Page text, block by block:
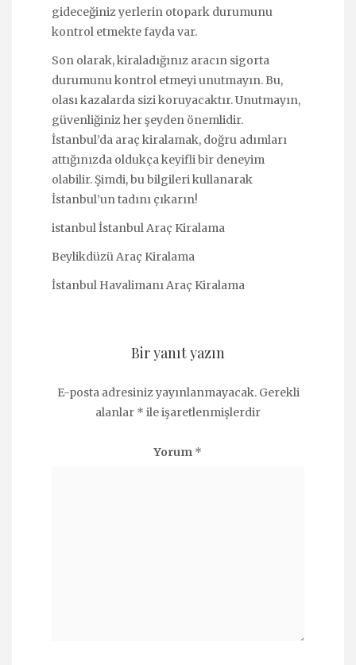
gideceğiniz yerlerin otopark durumunu
kontrol etmekte fayda var.
Son olarak, kiraladığınız aracın sigorta
durumunu kontrol etmeyi unutmayın. Bu,
olası kazalarda sizi koruyacaktır. Unutmayın,
güvenliğiniz her şeyden önemlidir.
İstanbul’da araç kiralamak, doğru adımları
attığınızda oldukça keyifli bir deneyim
olabilir. Şimdi, bu bilgileri kullanarak
İstanbul’un tadını çıkarın!
istanbul İstanbul Araç Kiralama
Beylikdüzü Araç Kiralama
İstanbul Havalimanı Araç Kiralama
Bir yanıt yazın
E-posta adresiniz yayınlanmayacak. Gerekli
alanlar * ile işaretlenmişlerdir
Yorum *